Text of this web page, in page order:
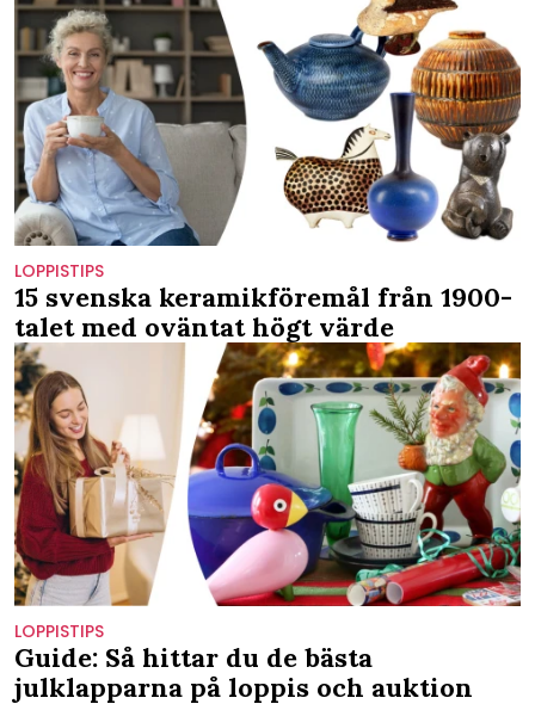
LOPPISTIPS
15 svenska keramikföremål från 1900-
talet med oväntat högt värde
LOPPISTIPS
Guide: Så hittar du de bästa
julklapparna på loppis och auktion